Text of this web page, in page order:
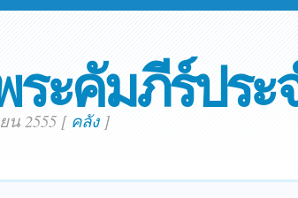
ะคัมภีร์ประ
น 2555 [ คลัง]